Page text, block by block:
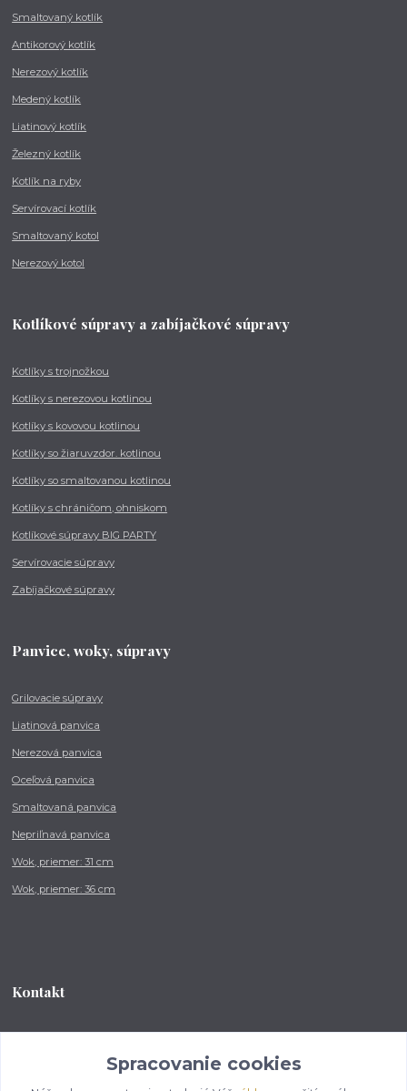
Smaltovaný kotlík
Antikorový kotlík
Nerezový kotlík
Medený kotlík
Liatinový kotlík
Železný kotlík
Kotlík na ryby
Servírovací kotlík
Smaltovaný kotol
Nerezový kotol
Kotlíkové súpravy a zabíjačkové súpravy
Kotlíky s trojnožkou
Kotlíky s nerezovou kotlinou
Kotlíky s kovovou kotlinou
Kotlíky so žiaruvzdor. kotlinou
Kotlíky so smaltovanou kotlinou
Kotlíky s chráničom, ohniskom
Kotlíkové súpravy BIG PARTY
Servírovacie súpravy
Zabíjačkové súpravy
Panvice, woky, súpravy
Grilovacie súpravy
Liatinová panvica
Nerezová panvica
Oceľová panvica
Smaltovaná panvica
Nepriľnavá panvica
Wok, priemer: 31 cm
Wok, priemer: 36 cm
Kontakt
od 8:00 - do 16:00 hodSpracovanie cookies